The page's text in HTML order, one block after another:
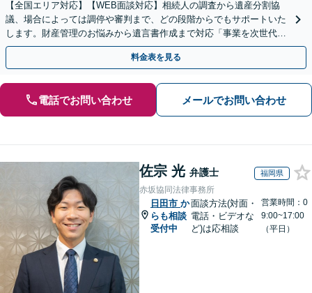
【全国エリア対応】【WEB面談対応】相続人の調査から遺産分割協
議、場合によっては調停や審判まで、どの段階からでもサポートいた
します。財産管理のお悩みから遺言書作成まで対応「事業を次世代に
引き継ぐ安心の事業承継をサポート」【完全個室相談】
料金表を見る
電話でお問い合わせ メールでお問い合わせ
佐宗 光 弁護士 福岡県
赤坂協同法律事務所
日田市 か
らも相談
受付中
面談方法(対面・
電話・ビデオな
ど)は応相談
営業時間：0
9:00~17:00
（平日）